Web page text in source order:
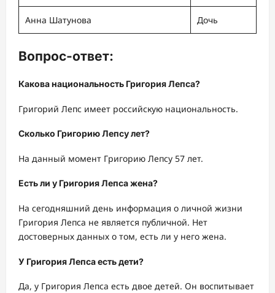
Анна Шатунова Дочь
Вопрос-ответ:
Какова национальность Григория Лепса?
Григорий Лепс имеет российскую национальность.
Сколько Григорию Лепсу лет?
На данный момент Григорию Лепсу 57 лет.
Есть ли у Григория Лепса жена?
На сегодняшний день информация о личной жизни
Григория Лепса не является публичной. Нет
достоверных данных о том, есть ли у него жена.
У Григория Лепса есть дети?
Да, у Григория Лепса есть двое детей. Он воспитывает